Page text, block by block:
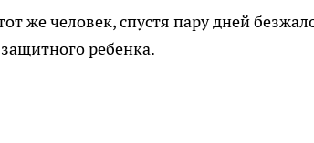
же человек, спустя пару дней
ребенка.